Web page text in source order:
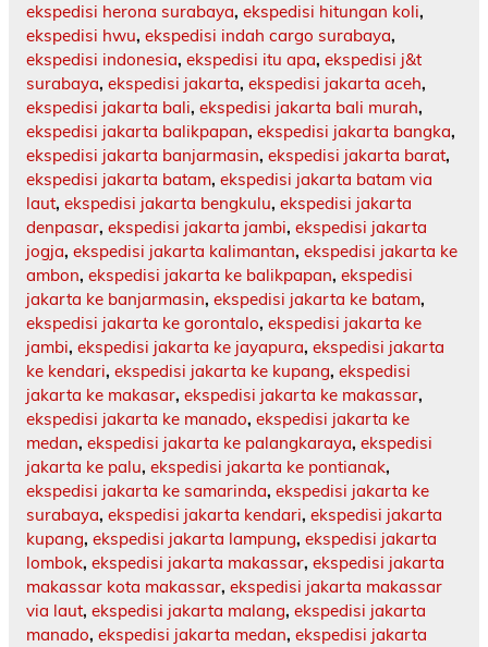
ekspedisi herona surabaya, ekspedisi hitungan koli,
ekspedisi hwu, ekspedisi indah cargo surabaya,
ekspedisi indonesia, ekspedisi itu apa, ekspedisi j&t
surabaya, ekspedisi jakarta, ekspedisi jakarta aceh,
ekspedisi jakarta bali, ekspedisi jakarta bali murah,
ekspedisi jakarta balikpapan, ekspedisi jakarta bangka,
ekspedisi jakarta banjarmasin, ekspedisi jakarta barat,
ekspedisi jakarta batam, ekspedisi jakarta batam via
laut, ekspedisi jakarta bengkulu, ekspedisi jakarta
denpasar, ekspedisi jakarta jambi, ekspedisi jakarta
jogja, ekspedisi jakarta kalimantan, ekspedisi jakarta ke
ambon, ekspedisi jakarta ke balikpapan, ekspedisi
jakarta ke banjarmasin, ekspedisi jakarta ke batam,
ekspedisi jakarta ke gorontalo, ekspedisi jakarta ke
jambi, ekspedisi jakarta ke jayapura, ekspedisi jakarta
ke kendari, ekspedisi jakarta ke kupang, ekspedisi
jakarta ke makasar, ekspedisi jakarta ke makassar,
ekspedisi jakarta ke manado, ekspedisi jakarta ke
medan, ekspedisi jakarta ke palangkaraya, ekspedisi
jakarta ke palu, ekspedisi jakarta ke pontianak,
ekspedisi jakarta ke samarinda, ekspedisi jakarta ke
surabaya, ekspedisi jakarta kendari, ekspedisi jakarta
kupang, ekspedisi jakarta lampung, ekspedisi jakarta
lombok, ekspedisi jakarta makassar, ekspedisi jakarta
makassar kota makassar, ekspedisi jakarta makassar
via laut, ekspedisi jakarta malang, ekspedisi jakarta
manado, ekspedisi jakarta medan, ekspedisi jakarta